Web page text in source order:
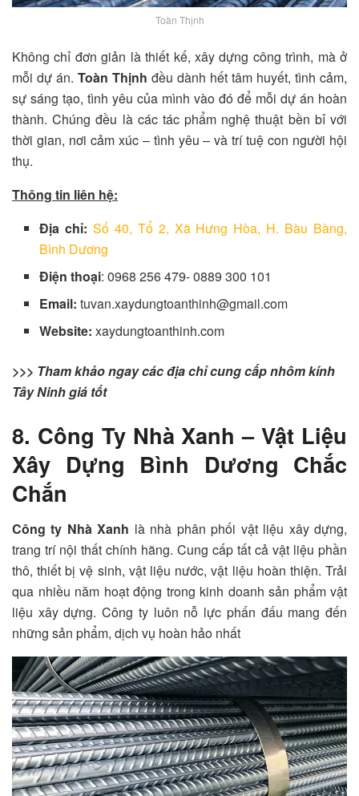
Toàn Thịnh
Không chỉ đơn giản là thiết kế, xây dựng công trình, mà ở
mỗi dự án. Toàn Thịnh đều dành hết tâm huyết, tình cảm,
sự sáng tạo, tình yêu của mình vào đó để mỗi dự án hoàn
thành. Chúng đều là các tác phẩm nghệ thuật bền bỉ với
thời gian, nơi cảm xúc – tình yêu – và trí tuệ con người hội
thụ.
Thông tin liên hệ:
Địa chỉ: Số 40, Tổ 2, Xã Hưng Hòa, H. Bàu Bàng,
Bình Dương
Điện thoại: 0968 256 479- 0889 300 101
Email: tuvan.xaydungtoanthinh@gmail.com
Website: xaydungtoanthinh.com
>>> Tham khảo ngay các địa chỉ cung cấp nhôm kính
Tây Ninh giá tốt
8. Công Ty Nhà Xanh – Vật Liệu
Xây Dựng Bình Dương Chắc
Chắn
Công ty Nhà Xanh là nhà phân phối vật liệu xây dựng,
trang trí nội thất chính hãng. Cung cấp tất cả vật liệu phần
thô, thiết bị vệ sinh, vật liệu nước, vật liệu hoàn thiện. Trải
qua nhiều năm hoạt động trong kinh doanh sản phẩm vật
liệu xây dựng. Công ty luôn nỗ lực phấn đấu mang đến
những sản phẩm, dịch vụ hoàn hảo nhất